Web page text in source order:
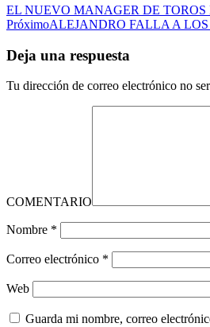
EL NUEVO MANAGER DE
PróximoALEJANDRO FALLA A
Deja una respuesta
Tu dirección de correo electrónico no
COMENTARIO
Nombre *
Correo electrónico *
Web
Guarda mi nombre, correo